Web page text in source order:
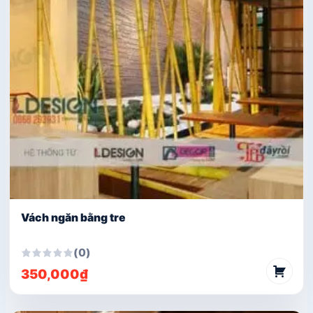
Vách ngăn bằng tre
(0)
350,000₫